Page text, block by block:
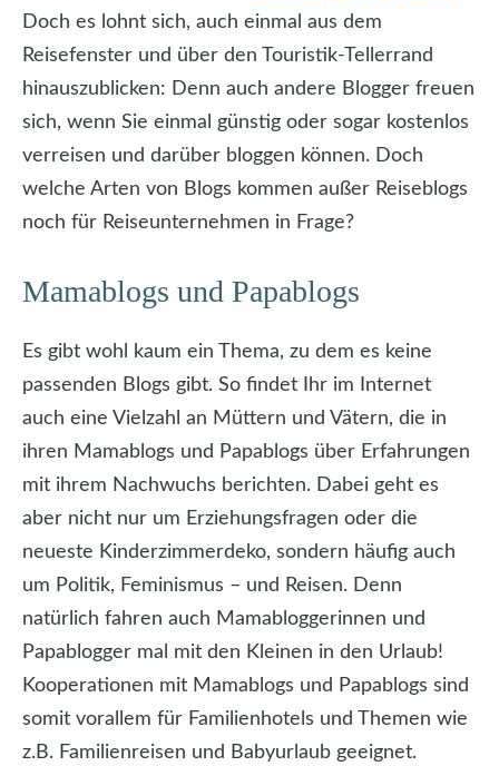
Doch es lohnt sich, auch einmal aus dem
Reisefenster und über den Touristik-Tellerrand
hinauszublicken: Denn auch andere Blogger freuen
sich, wenn Sie einmal günstig oder sogar kostenlos
verreisen und darüber bloggen können. Doch
welche Arten von Blogs kommen außer Reiseblogs
noch für Reiseunternehmen in Frage?
Mamablogs und Papablogs
Es gibt wohl kaum ein Thema, zu dem es keine
passenden Blogs gibt. So findet Ihr im Internet
auch eine Vielzahl an Müttern und Vätern, die in
ihren Mamablogs und Papablogs über Erfahrungen
mit ihrem Nachwuchs berichten. Dabei geht es
aber nicht nur um Erziehungsfragen oder die
neueste Kinderzimmerdeko, sondern häufig auch
um Politik, Feminismus – und Reisen. Denn
natürlich fahren auch Mamabloggerinnen und
Papablogger mal mit den Kleinen in den Urlaub!
Kooperationen mit Mamablogs und Papablogs sind
somit vorallem für Familienhotels und Themen wie
z.B. Familienreisen und Babyurlaub geeignet.